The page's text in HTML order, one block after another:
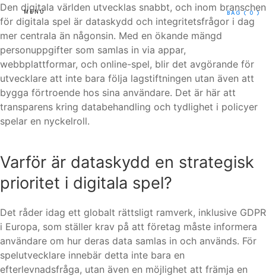
MENU BAG ( 0 )
Den digitala världen utvecklas snabbt, och inom branschen
för digitala spel är dataskydd och integritetsfrågor i dag
mer centrala än någonsin. Med en ökande mängd
personuppgifter som samlas in via appar,
webbplattformar, och online-spel, blir det avgörande för
utvecklare att inte bara följa lagstiftningen utan även att
bygga förtroende hos sina användare. Det är här att
transparens kring databehandling och tydlighet i policyer
spelar en nyckelroll.
Varför är dataskydd en strategisk
prioritet i digitala spel?
Det råder idag ett globalt rättsligt ramverk, inklusive GDPR
i Europa, som ställer krav på att företag måste informera
användare om hur deras data samlas in och används. För
spelutvecklare innebär detta inte bara en
efterlevnadsfråga, utan även en möjlighet att främja en